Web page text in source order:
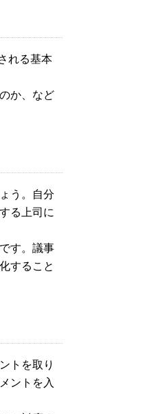
れる基本
か、など
う。自分
る上司に
す。議事
すること
トを取り
ントを入